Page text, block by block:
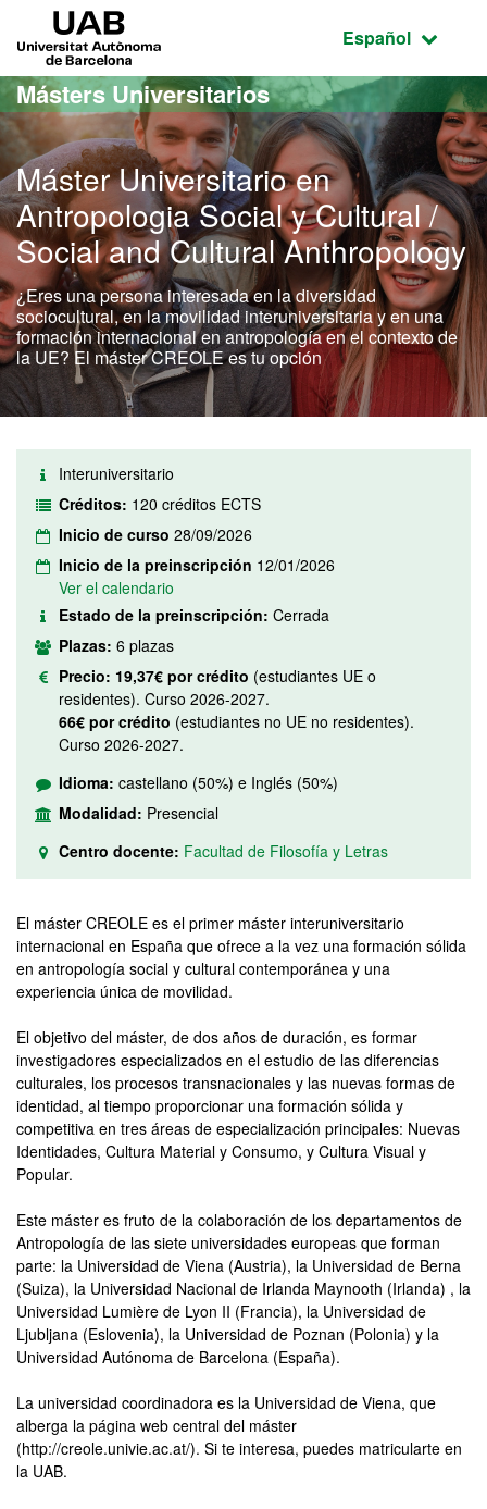
Acceso al contenido principal
Acceso a la navegación de la página
Idioma
Español
Másters Universitarios
Máster Universitario en
Antropologia Social y Cultural /
Social and Cultural Anthropology
¿Eres una persona interesada en la diversidad
sociocultural, en la movilidad interuniversitaria y en una
formación internacional en antropología en el contexto de
la UE? El máster CREOLE es tu opción
Interuniversitario
Créditos: 120 créditos ECTS
Inicio de curso 28/09/2026
Inicio de la preinscripción 12/01/2026
Ver el calendario
Estado de la preinscripción: Cerrada
Plazas: 6 plazas
Precio: 19,37€ por crédito (estudiantes UE o
residentes). Curso 2026-2027.
66€ por crédito (estudiantes no UE no residentes).
Curso 2026-2027.
Idioma: castellano (50%) e Inglés (50%)
Modalidad: Presencial
Centro docente: Facultad de Filosofía y Letras
El máster CREOLE es el primer máster interuniversitario
internacional en España que ofrece a la vez una formación sólida
en antropología social y cultural contemporánea y una
experiencia única de movilidad.
El objetivo del máster, de dos años de duración, es formar
investigadores especializados en el estudio de las diferencias
culturales, los procesos transnacionales y las nuevas formas de
identidad, al tiempo proporcionar una formación sólida y
competitiva en tres áreas de especialización principales: Nuevas
Identidades, Cultura Material y Consumo, y Cultura Visual y
Popular.
Este máster es fruto de la colaboración de los departamentos de
Antropología de las siete universidades europeas que forman
parte: la Universidad de Viena (Austria), la Universidad de Berna
(Suiza), la Universidad Nacional de Irlanda Maynooth (Irlanda) , la
Universidad Lumière de Lyon II (Francia), la Universidad de
Ljubljana (Eslovenia), la Universidad de Poznan (Polonia) y la
Universidad Autónoma de Barcelona (España).
La universidad coordinadora es la Universidad de Viena, que
alberga la página web central del máster
(http://creole.univie.ac.at/). Si te interesa, puedes matricularte en
la UAB.